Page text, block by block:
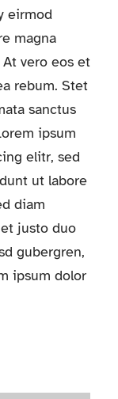
eirmod
magna
vero eos et
rebum. Stet
sanctus
ipsum
elitr, sed
ut labore
diam
justo duo
gubergren,
ipsum dolor